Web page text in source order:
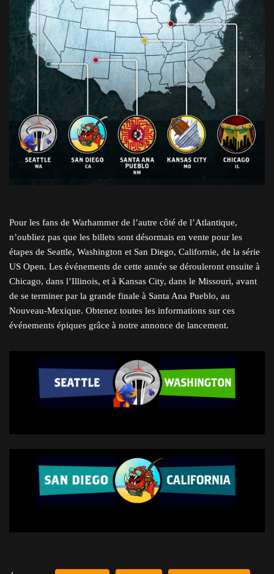
Pour les fans de Warhammer de l’autre côté de l’Atlantique,
n’oubliez pas que les billets sont désormais en vente pour les
étapes de Seattle, Washington et San Diego, Californie, de la série
US Open. Les événements de cette année se dérouleront ensuite à
Chicago, dans l’Illinois, et à Kansas City, dans le Missouri, avant
de se terminer par la grande finale à Santa Ana Pueblo, au
Nouveau-Mexique. Obtenez toutes les informations sur ces
événements épiques grâce à notre annonce de lancement.